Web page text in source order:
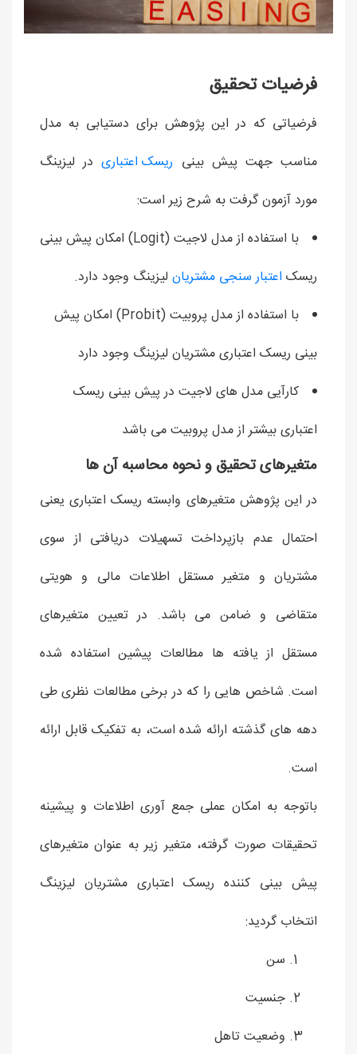
فرضیات تحقیق
فرضیاتی که در این پژوهش برای دستیابی به مدل
مناسب جهت پیش بینی ریسک اعتباریدر لیزینگ
مورد آزمون گرفت به شرح زیر است:
با استفاده از مدل لاجیت (Logit) امکان پیش بینی
ریسک اعتبار سنجی مشتریان لیزینگ وجود دارد.
با استفاده از مدل پروبیت (Probit) امکان پیش
بینی ریسک اعتباری مشتریان لیزینگ وجود دارد
کارآیی مدل های لاجیت در پیش بینی ریسک
اعتباری بیشتر از مدل پروبیت می باشد
متغیرهای تحقیق و نحوه محاسبه آن ها
در این پژوهش متغیرهای وابسته ریسک اعتباری یعنی
احتمال عدم بازپرداخت تسهیلات دریافتی از سوی
مشتریان و متغیر مستقل اطلاعات مالی و هویتی
متقاضی و ضامن می باشد. در تعیین متغیرهای
مستقل از یافته ها مطالعات پیشین استفاده شده
است. شاخص هایی را که در برخی مطالعات نظری طی
دهه های گذشته ارائه شده است، به تفکیک قابل ارائه
است.
باتوجه به امکان عملی جمع آوری اطلاعات و پیشینه
تحقیقات صورت گرفته، متغیر زیر به عنوان متغیرهای
پیش بینی کننده ریسک اعتباری مشتریان لیزینگ
انتخاب گردید:
سن
جنسیت
وضعیت تاهل